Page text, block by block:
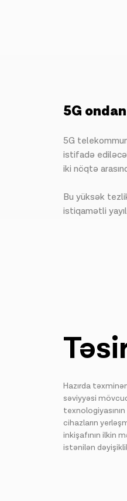
5G
5G
istifadə
iki nöqtə
Bu yüksək
istiqamətli
Hazırda
səviyyəsi
cihazların
inkişafının ilkin
istənilən